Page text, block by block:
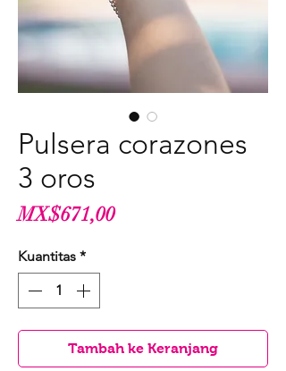
Pulsera corazones
3 oros
MX$671,00Harga
Kuantitas *
Tambah ke Keranjang